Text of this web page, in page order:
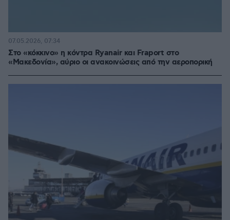
Στο «κόκκινο» η κόντρα Ryanair και Fraport στο
«Μακεδονία», αύριο οι ανακοινώσεις από την αεροπορική
07.05.2026, 07:34